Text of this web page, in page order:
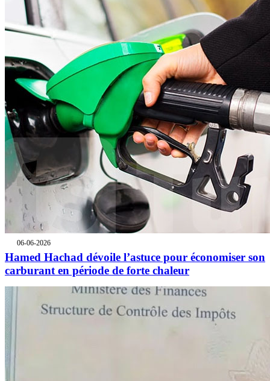
06-06-2026
Hamed Hachad dévoile l’astuce pour économiser son
carburant en période de forte chaleur